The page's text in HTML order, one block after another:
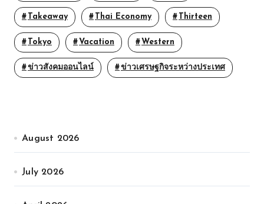
Takeaway Thai Economy Thirteen
Tokyo Vacation Western
ข่าวสังคมออนไลน์ ข่าวเศรษฐกิจระหว่างประเทศ
August 2026
July 2026